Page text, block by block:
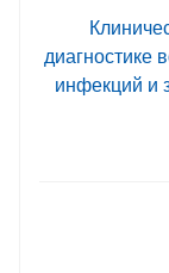
диагностике
инфекций и